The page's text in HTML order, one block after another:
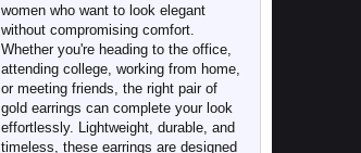
women who want to look elegant
without compromising comfort.
Whether you're heading to the office,
attending college, working from home,
or meeting friends, the right pair of
gold earrings can complete your look
effortlessly. Lightweight, durable, and
timeless, these earrings are designed